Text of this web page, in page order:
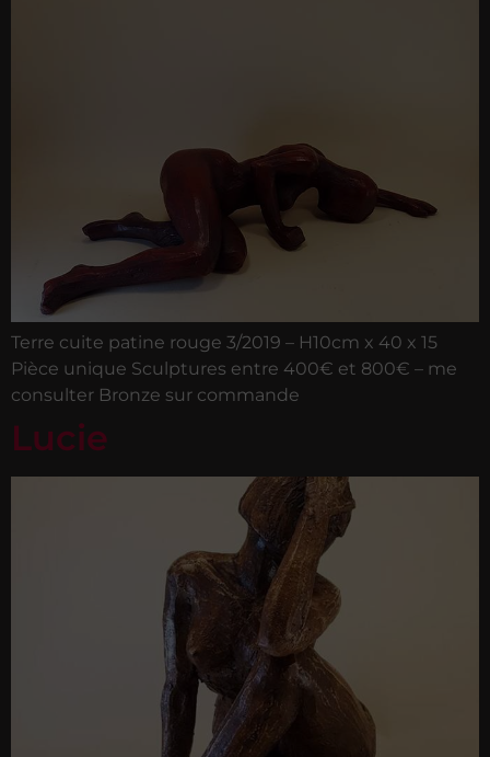
Terre cuite patine rouge 3/2019 – H10cm x 40 x 15
Pièce unique Sculptures entre 400€ et 800€ – me
consulter Bronze sur commande
Lucie